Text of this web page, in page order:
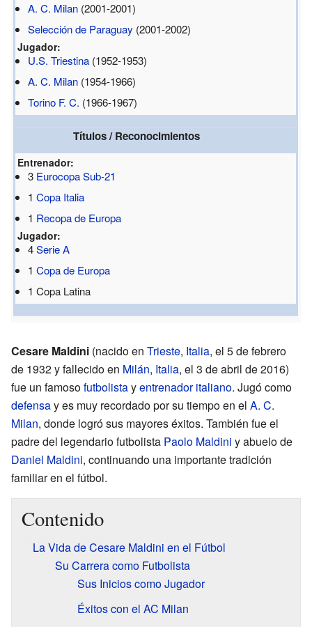
A. C. Milan (2001-2001)
Selección de Paraguay (2001-2002)
Jugador:
U.S. Triestina (1952-1953)
A. C. Milan (1954-1966)
Torino F. C. (1966-1967)
Títulos / Reconocimientos
Entrenador:
3 Eurocopa Sub-21
1Copa Italia
1 Recopa de Europa
Jugador:
4Serie A
1Copa de Europa
1 Copa Latina
Cesare Maldini (nacido en Trieste, Italia, el 5 de febrero
de 1932 y fallecido en Milán, Italia, el 3 de abril de 2016)
fue un famosofutbolistayentrenador italiano. Jugó como
defensay es muy recordado por su tiempo en el A. C.
Milan, donde logró sus mayores éxitos. También fue el
padre del legendario futbolista Paolo Maldini y abuelo de
Daniel Maldini, continuando una importante tradición
familiar en el fútbol.
Contenido
La Vida de Cesare Maldini en el Fútbol
Su Carrera como Futbolista
Sus Inicios como Jugador
Éxitos con el AC Milan